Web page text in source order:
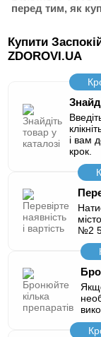
перед тим, як
Купити
ZDOROVI.UA
і вам
крок.
№2